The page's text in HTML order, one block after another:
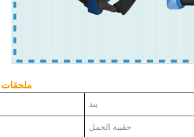
بند
حقيبة الحمل